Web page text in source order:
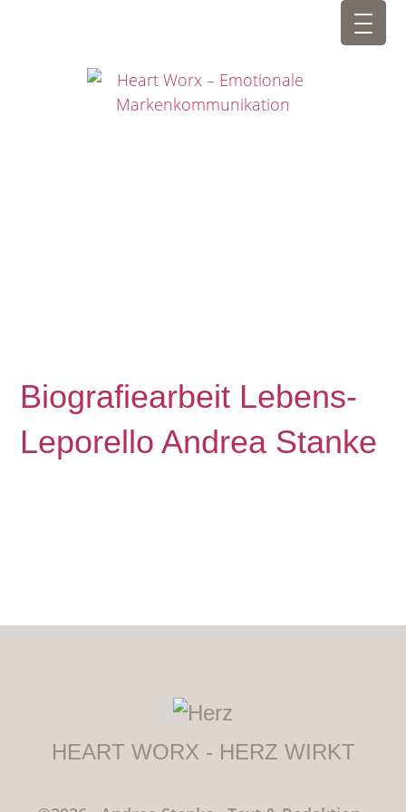
Biografiearbeit Lebens-
Leporello Andrea Stanke
HEART WORX - HERZ WIRKT